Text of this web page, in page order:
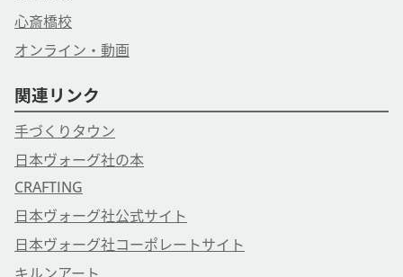
心斎橋校
オンライン・動画
関連リンク
手づくりタウン
日本ヴォーグ社の本
CRAFTING
日本ヴォーグ社公式サイト
日本ヴォーグ社コーポレートサイト